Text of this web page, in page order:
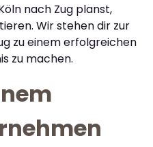
nach Zug planst,
Wir stehen dir zur
zu einem erfolgreichen
zu machen.